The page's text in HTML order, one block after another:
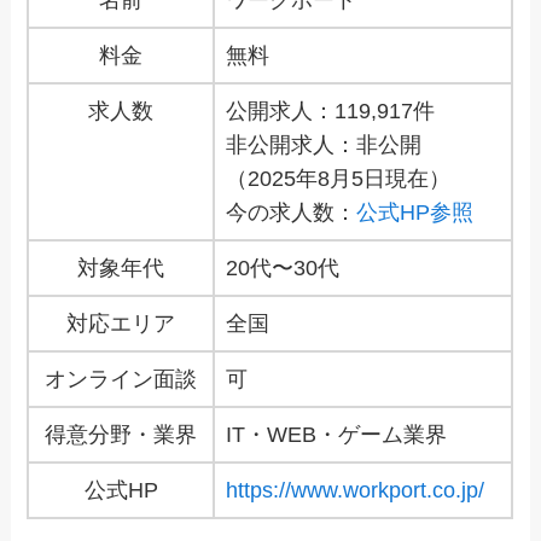
料金 無料
求人数
公開求人：119,917件
非公開求人：非公開
（2025年8月5日現在）
今の求人数：公式HP参照
対象年代 20代〜30代
対応エリア 全国
オンライン面談 可
得意分野・業界 IT・WEB・ゲーム業界
公式HP https://www.workport.co.jp/